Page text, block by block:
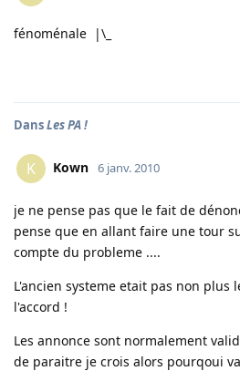
fénoménale |\_
DansLes PA !
K Kown 6 janv. 2010
je ne pense pas que le fait de
pense que en allant faire une tour
compte du probleme ....
L'ancien systeme etait pas non plus
l'accord !
Les annonce sont normalement
de paraitre je crois alors pourqoui